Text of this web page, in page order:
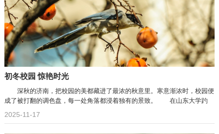
初冬校园 惊艳时光
深秋的济南，把校园的美都藏进了最浓的秋意里。寒意渐浓时，校园便
成了被打翻的调色盘，每一处角落都浸着独有的景致。 在山东大学趵
2025-11-17